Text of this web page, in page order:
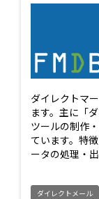
ダイレクトマ
ます。主に「
ツールの制作
ています。特
ータの処理・
ダイレクトメール